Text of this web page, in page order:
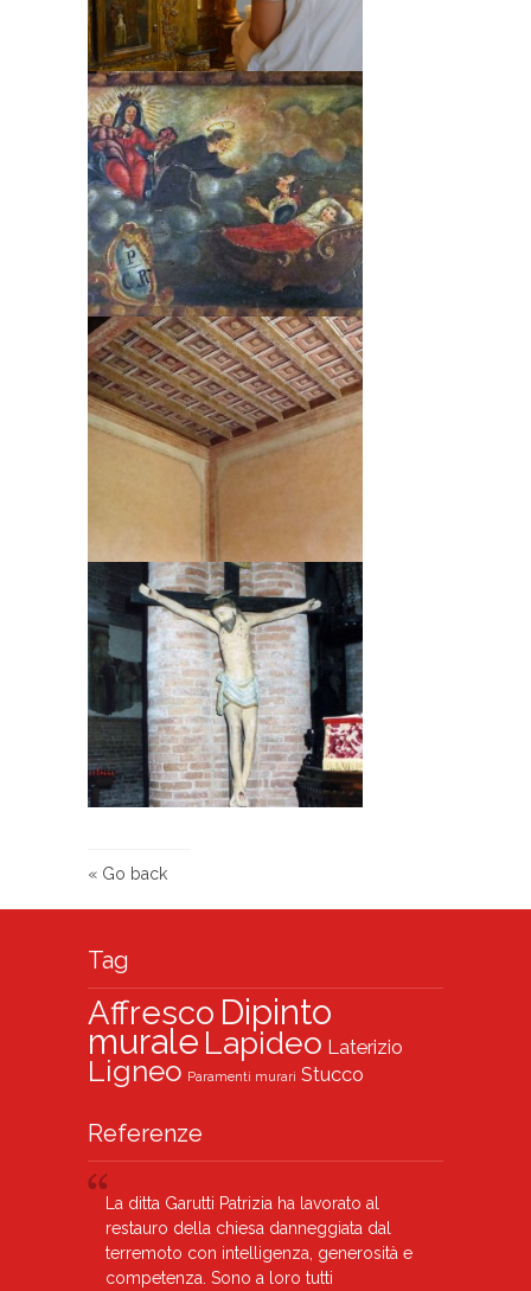
« Go back
Tag
Affresco Dipinto
murale Lapideo Laterizio
Ligneo Paramenti murari Stucco
Referenze
La ditta Garutti Patrizia ha lavorato al
restauro della chiesa danneggiata dal
terremoto con intelligenza, generosità e
competenza. Sono a loro tutti